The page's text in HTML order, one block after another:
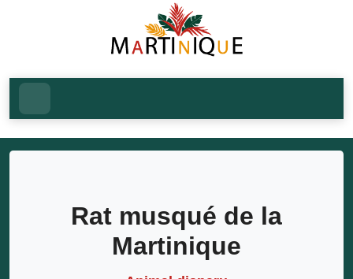
Rat musqué de la
Martinique